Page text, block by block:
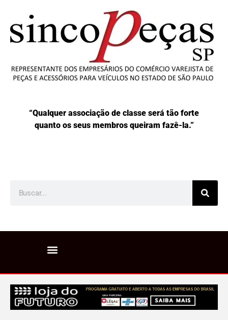
“Qualquer associação de classe será tão forte
quanto os seus membros queiram fazê-la.”